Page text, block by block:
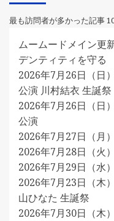
最も訪問者が多かった記事
ムームードメイン更
デンティティを守る
2026年7月26日（日
公演 川村結衣 生誕祭
2026年7月26日（日
公演
2026年7月27日（月
2026年7月28日（火
2026年7月29日（水
2026年7月23日（木
山ひなた 生誕祭
2026年7月30日（木